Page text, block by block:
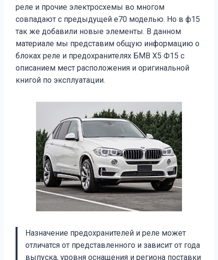
реле и прочие электросхемы во многом
совпадают с предыдущей е70 моделью. Но в ф15
так же добавили новые элементы. В данном
материале мы представим общую информацию о
блоках реле и предохранителях БМВ Х5 Ф15 с
описанием мест расположения и оригинальной
книгой по эксплуатации.
Назначение предохранителей и реле может
отличатся от представленного и зависит от года
выпуска, уровня оснащения и региона поставки